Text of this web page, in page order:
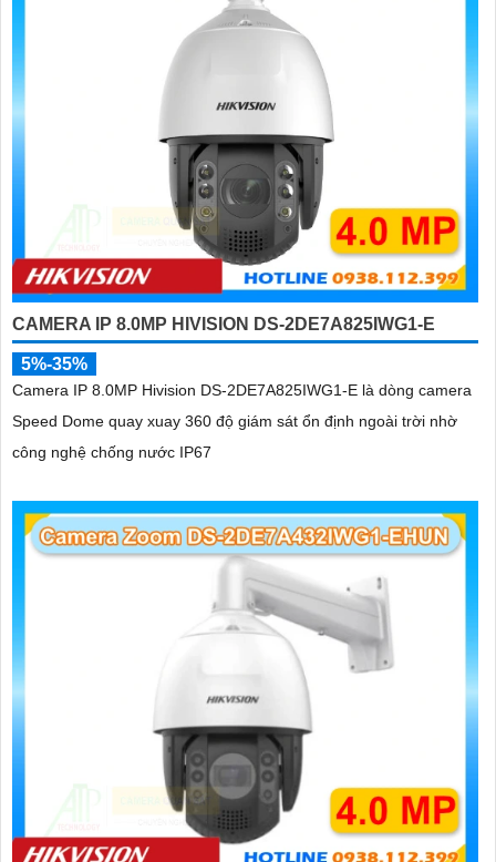
CAMERA IP 8.0MP HIVISION DS-2DE7A825IWG1-E
5%-35%
Camera IP 8.0MP Hivision DS-2DE7A825IWG1-E là dòng camera
Speed Dome quay xuay 360 độ giám sát ổn định ngoài trời nhờ
công nghệ chống nước IP67